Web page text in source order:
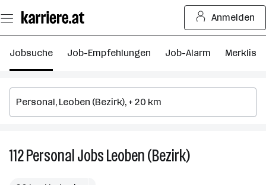
Seiteninhalt
springen
Anmelden
Jobsuche Job-Empfehlungen Job-Alarm Merkliste
112PersonalJobsLeoben (Bezirk)112